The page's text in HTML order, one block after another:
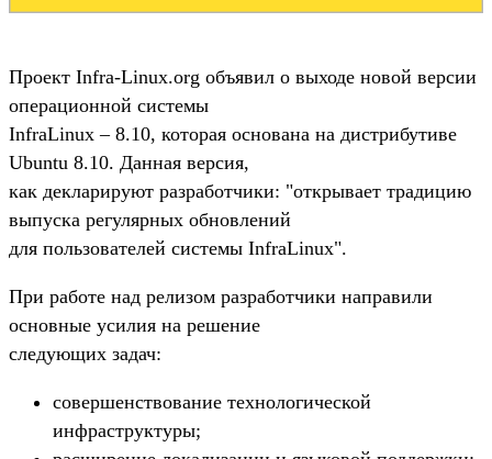
Проект Infra-Linux.org объявил о выходе новой версии
операционной системы
InfraLinux – 8.10, которая основана на дистрибутиве
Ubuntu 8.10. Данная версия,
как декларируют разработчики: "открывает традицию
выпуска регулярных обновлений
для пользователей системы InfraLinux".
При работе над релизом разработчики направили
основные усилия на решение
следующих задач:
совершенствование технологической
инфраструктуры;